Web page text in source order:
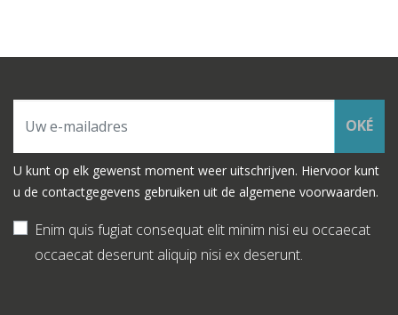
OKÉ
U kunt op elk gewenst moment weer uitschrijven. Hiervoor kunt
u de contactgegevens gebruiken uit de algemene voorwaarden.
Enim quis fugiat consequat elit minim nisi eu occaecat
occaecat deserunt aliquip nisi ex deserunt.